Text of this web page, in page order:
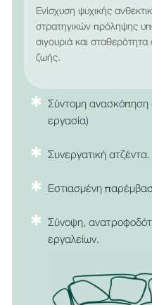
Ενίσχυση ψυχικής
στρατηγικών πρόληψης
σιγουριά και σταθερότητα
ζωής.
Σύντομη ανασκόπηση
εργασία)
Συνεργατική ατζέντα.
Εστιασμένη
Σύνοψη,
εργαλείων.